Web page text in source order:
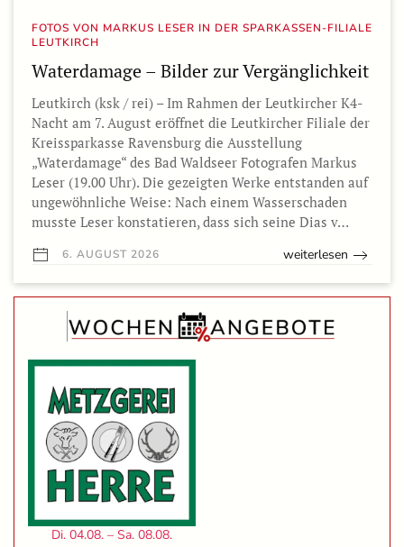
FOTOS VON MARKUS LESER IN DER SPARKASSEN-FILIALE
LEUTKIRCH
Waterdamage – Bilder zur Vergänglichkeit
Leutkirch (ksk / rei) – Im Rahmen der Leutkircher K4-
Nacht am 7. August eröffnet die Leutkircher Filiale der
Kreissparkasse Ravensburg die Ausstellung
„Waterdamage“ des Bad Waldseer Fotografen Markus
Leser (19.00 Uhr). Die gezeigten Werke entstanden auf
ungewöhnliche Weise: Nach einem Wasserschaden
musste Leser konstatieren, dass sich seine Dias v…
6. AUGUST 2026 weiterlesen
Di. 04.08. – Sa. 08.08.